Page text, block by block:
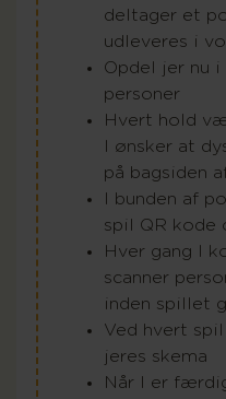
deltager et
udleveres i
Opdel jer nu i
personer
Hvert hold
I ønsker at
på bagsiden
I bunden af
spil QR kode
Hver gang I
scanner
inden spillet
Ved hvert
jeres skema
Når I er